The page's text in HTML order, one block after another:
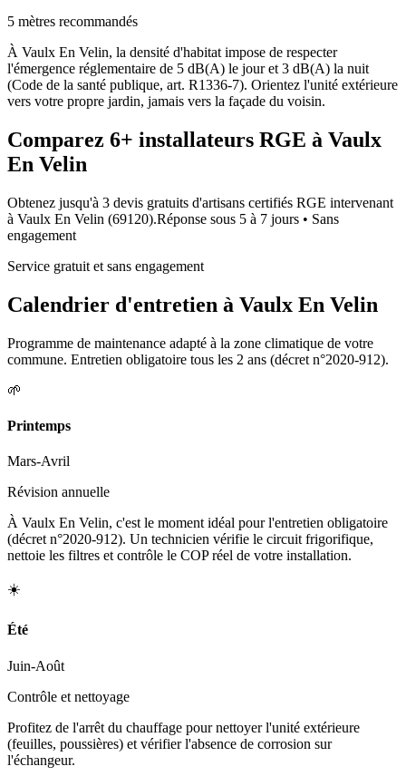
5 mètres recommandés
À Vaulx En Velin, la densité d'habitat impose de respecter
l'émergence réglementaire de 5 dB(A) le jour et 3 dB(A) la nuit
(Code de la santé publique, art. R1336-7). Orientez l'unité extérieure
vers votre propre jardin, jamais vers la façade du voisin.
Comparez 6+ installateurs RGE à Vaulx
En Velin
Obtenez jusqu'à 3 devis gratuits d'artisans certifiés RGE intervenant
à Vaulx En Velin (69120).Réponse sous 5 à 7 jours • Sans
engagement
Service gratuit et sans engagement
Calendrier d'entretien à Vaulx En Velin
Programme de maintenance adapté à la zone climatique de votre
commune. Entretien obligatoire tous les 2 ans (décret n°2020-912).
🌱
Printemps
Mars-Avril
Révision annuelle
À Vaulx En Velin, c'est le moment idéal pour l'entretien obligatoire
(décret n°2020-912). Un technicien vérifie le circuit frigorifique,
nettoie les filtres et contrôle le COP réel de votre installation.
☀️
Été
Juin-Août
Contrôle et nettoyage
Profitez de l'arrêt du chauffage pour nettoyer l'unité extérieure
(feuilles, poussières) et vérifier l'absence de corrosion sur
l'échangeur.